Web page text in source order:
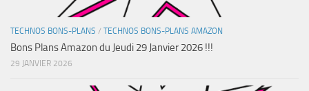
TECHNOS BONS-PLANS / TECHNOS BONS-PLANS AMAZON
Bons Plans Amazon du Jeudi 29 Janvier 2026 !!!
29 JANVIER 2026